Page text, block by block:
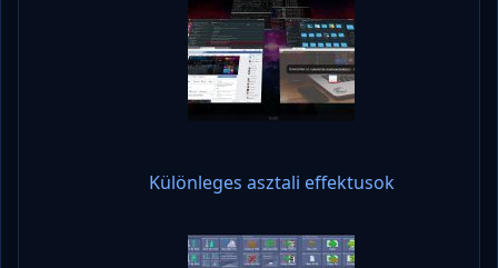
Különleges asztali effektusok